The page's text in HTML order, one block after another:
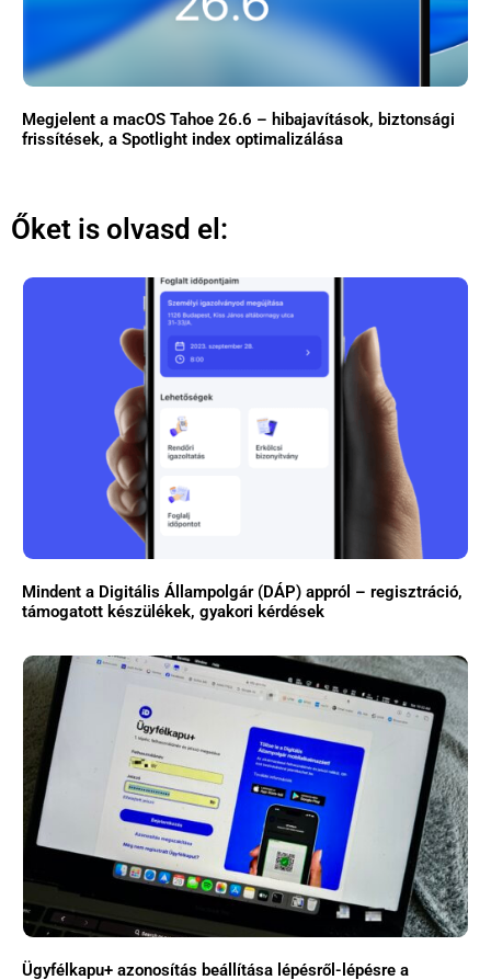
Megjelent a macOS Tahoe 26.6 – hibajavítások, biztonsági
frissítések, a Spotlight index optimalizálása
Őket is olvasd el:
Mindent a Digitális Állampolgár (DÁP) appról – regisztráció,
támogatott készülékek, gyakori kérdések
Ügyfélkapu+ azonosítás beállítása lépésről-lépésre a